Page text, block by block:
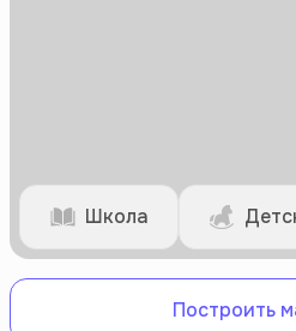
Школа
Построить